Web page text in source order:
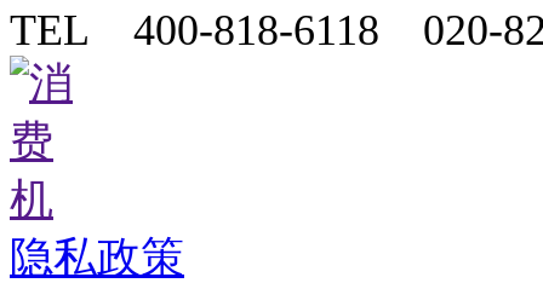
TEL 400-818-6118 020-
隐私政策